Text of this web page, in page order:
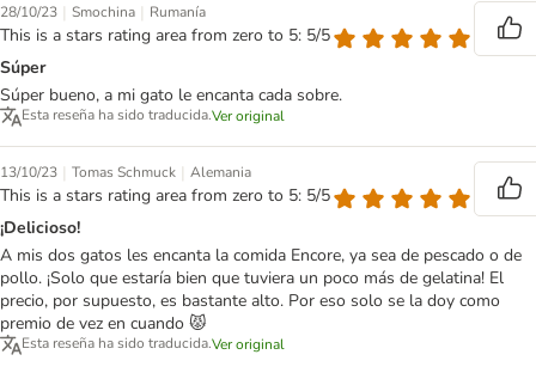
28/10/23 | Smochina | Rumanía
This is a stars rating area from zero to 5: 5/5
Súper
Súper bueno, a mi gato le encanta cada sobre.
Esta reseña ha sido traducida.Ver original
13/10/23 | Tomas Schmuck | Alemania
This is a stars rating area from zero to 5: 5/5
¡Delicioso!
A mis dos gatos les encanta la comida Encore, ya sea de pescado o de
pollo. ¡Solo que estaría bien que tuviera un poco más de gelatina! El
precio, por supuesto, es bastante alto. Por eso solo se la doy como
premio de vez en cuando 😾
Esta reseña ha sido traducida.Ver original